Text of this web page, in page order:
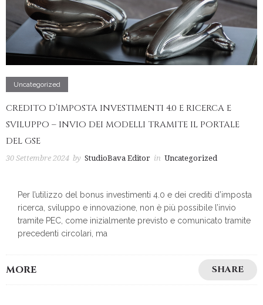
Uncategorized
CREDITO D’IMPOSTA INVESTIMENTI 4.0 E RICERCA E
SVILUPPO – INVIO DEI MODELLI TRAMITE IL PORTALE
DEL GSE
30 Settembre 2024 by StudioBava Editor in Uncategorized
Per l’utilizzo del bonus investimenti 4.0 e dei crediti d’imposta
ricerca, sviluppo e innovazione, non è più possibile l’invio
tramite PEC, come inizialmente previsto e comunicato tramite
precedenti circolari, ma
MORE SHARE